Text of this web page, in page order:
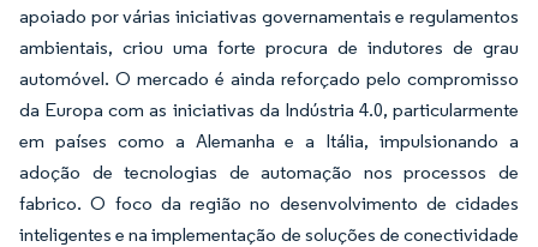
apoiado por várias iniciativas governamentais e regulamentos
ambientais, criou uma forte procura de indutores de grau
automóvel. O mercado é ainda reforçado pelo compromisso
da Europa com as iniciativas da Indústria 4.0, particularmente
em países como a Alemanha e a Itália, impulsionando a
adoção de tecnologias de automação nos processos de
fabrico. O foco da região no desenvolvimento de cidades
inteligentes e na implementação de soluções de conectividade